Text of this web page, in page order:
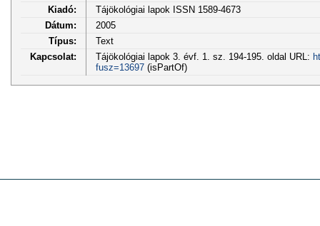
Kiadó:
Tájökológiai lapok ISSN 1589-4673
Dátum:
2005
Típus:
Text
Kapcsolat:
Tájökológiai lapok 3. évf. 1. sz. 194-195. oldal URL:
fusz=13697(isPartOf)